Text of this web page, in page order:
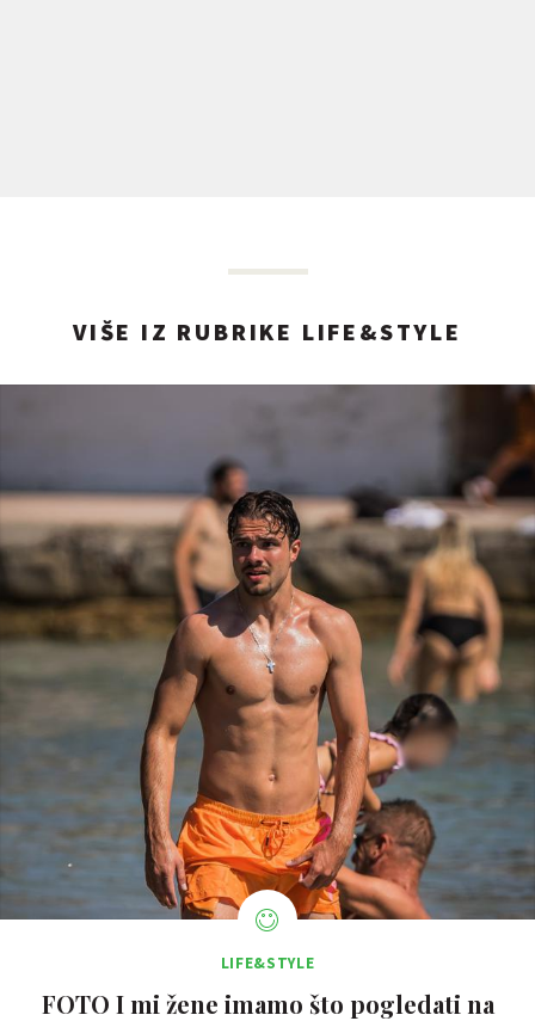
VIŠE IZ RUBRIKE LIFE&STYLE
LIFE&STYLE
FOTO I mi žene imamo što pogledati na